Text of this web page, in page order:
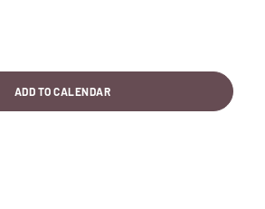
ADD TO CALENDAR